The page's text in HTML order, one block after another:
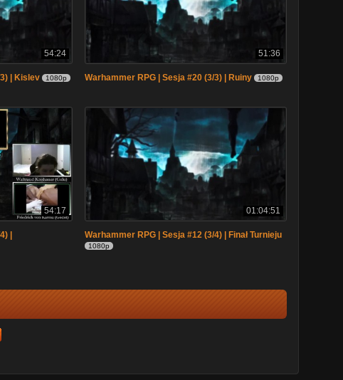
54:24
| Kislev 1080p
51:36
Warhammer RPG | Sesja #20 (3/3) | Ruiny 1080p
54:17
|
01:04:51
Warhammer RPG | Sesja #12 (3/4) | Finał Turnieju
1080p